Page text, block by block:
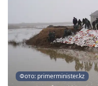
Фото: primerminister.kz